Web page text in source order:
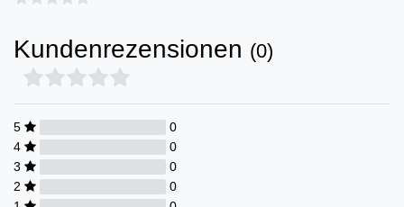
Kundenrezensionen (0)
5
0
4
0
3
0
2
0